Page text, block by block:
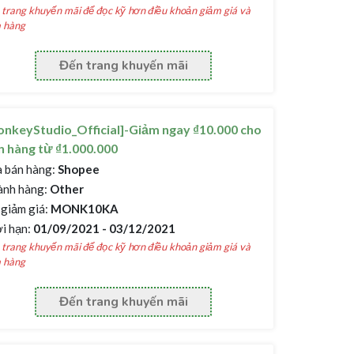
khuyến mãi để đọc kỹ hơn điều khoản giảm giá và
hàng
Đến trang khuyến mãi
Giảm ngay ₫10.000 cho
hàng từ ₫1.000.000
bán hàng: Shopee
hàng: Other
giá: MONK10KA
hạn: 01/09/2021 - 03/12/2021
khuyến mãi để đọc kỹ hơn điều khoản giảm giá và
hàng
Đến trang khuyến mãi